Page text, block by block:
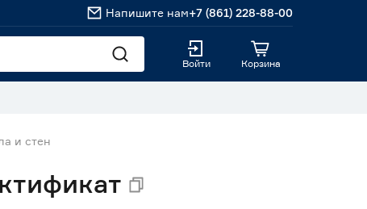
Напишите нам+7 (861) 228-88-00
Войти Корзина
и стен